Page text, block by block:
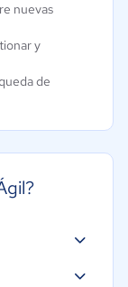
nuevas
y
de